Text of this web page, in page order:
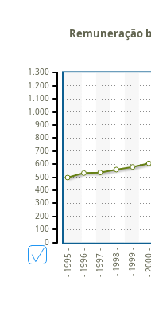
- 1995 - - 1996 - - 1997 - - 1998 - - 1999 - - 2000 -
Remuneração
0
100
200
300
400
500
600
700
800
900
1.000
1.100
1.200
1.300